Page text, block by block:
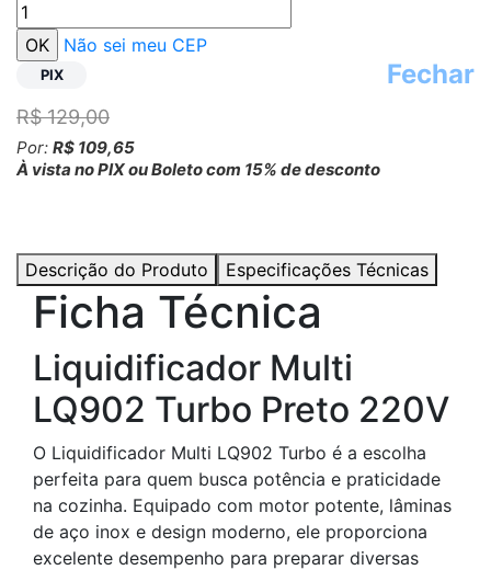
Não sei meu CEP
Fechar
PIX
Por: R$ 109,65
À vista no PIX ou Boleto com 15% de desconto
R$ 129,00
Descrição do Produto Especificações Técnicas
Ficha Técnica
Liquidificador Multi
LQ902 Turbo Preto 220V
O Liquidificador Multi LQ902 Turbo é a escolha
perfeita para quem busca potência e praticidade
na cozinha. Equipado com motor potente, lâminas
de aço inox e design moderno, ele proporciona
excelente desempenho para preparar diversas